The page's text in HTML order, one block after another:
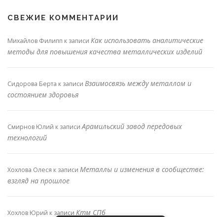
СВЕЖИЕ КОММЕНТАРИИ
Михайлов Филипп к записи Как использовать аналитические
методы для повышения качества металлических изделий
Сидорова Берта к записи Взаимосвязь между металлом и
состоянием здоровья
Смирнов Юлий к записиАрамильский завод передовых
технологий
Хохлова Олеся к записи Металлы и изменения в сообществе:
взгляд на прошлое
Хохлов Юрий к записи Ктм СПб